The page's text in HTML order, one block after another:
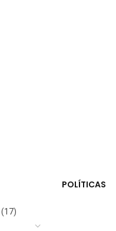
(17)
POLÍTICAS